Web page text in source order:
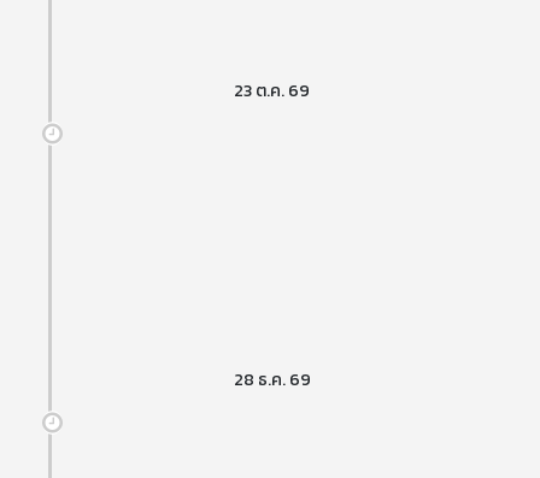
23 ต.ค. 69
28 ธ.ค. 69